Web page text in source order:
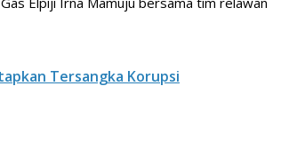
Tersangka Korupsi